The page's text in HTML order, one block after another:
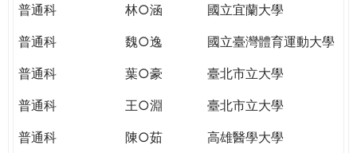
普通科
林○涵
國立宜蘭大學
普通科
魏○逸
國立臺灣體育運動大學
普通科
葉○豪
臺北市立大學
普通科
王○淵
臺北市立大學
普通科
陳○茹
高雄醫學大學